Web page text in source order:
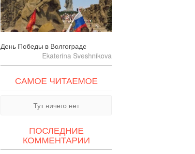
День Победы в Волгограде
Ekaterina Sveshnikova
САМОЕ ЧИТАЕМОЕ
Тут ничего нет
ПОСЛЕДНИЕ
КОММЕНТАРИИ